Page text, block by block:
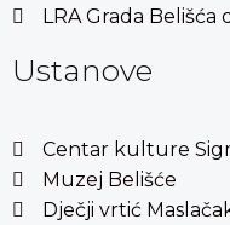
LRA Grada Belišća
Ustanove
Centar kulture
Muzej Belišće
Dječji vrtić